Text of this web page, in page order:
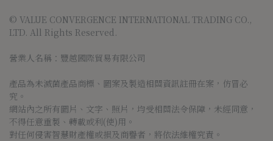
© VALUE CONVERGENCE INTERNATIONAL TRADING CO.,
LTD. All Rights Reserved.
營業人名稱：豐越國際貿易有限公司
產品為未滅菌產品商標、圖案及製造相關資訊註冊在案，仿冒必
究。
網站內之所有圖片、文字、照片，均受相關法令保障，未經同意，
不得任意重製、轉載或利(使)用。
對任何侵害智慧財產權或損及商譽者，將依法維權究責。